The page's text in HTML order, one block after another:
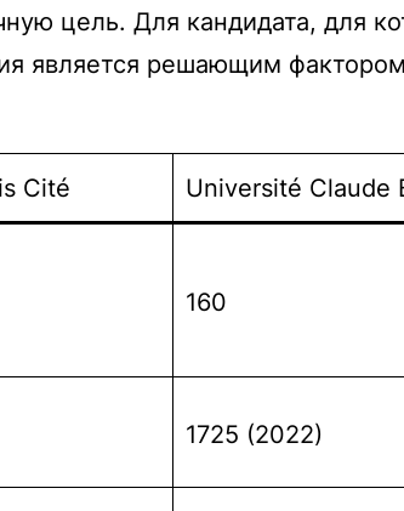
цель. Для кандидата, для
является решающим
Cité Université Claude
160
1725 (2022)